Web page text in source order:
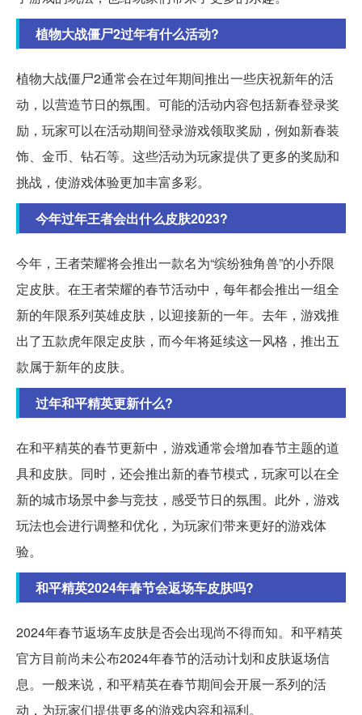
植物大战僵尸2过年有什么活动?
植物大战僵尸2通常会在过年期间推出一些庆祝新年的活
动，以营造节日的氛围。可能的活动内容包括新春登录奖
励，玩家可以在活动期间登录游戏领取奖励，例如新春装
饰、金币、钻石等。这些活动为玩家提供了更多的奖励和
挑战，使游戏体验更加丰富多彩。
今年过年王者会出什么皮肤2023?
今年，王者荣耀将会推出一款名为“缤纷独角兽”的小乔限
定皮肤。在王者荣耀的春节活动中，每年都会推出一组全
新的年限系列英雄皮肤，以迎接新的一年。去年，游戏推
出了五款虎年限定皮肤，而今年将延续这一风格，推出五
款属于新年的皮肤。
过年和平精英更新什么?
在和平精英的春节更新中，游戏通常会增加春节主题的道
具和皮肤。同时，还会推出新的春节模式，玩家可以在全
新的城市场景中参与竞技，感受节日的氛围。此外，游戏
玩法也会进行调整和优化，为玩家们带来更好的游戏体
验。
和平精英2024年春节会返场车皮肤吗?
2024年春节返场车皮肤是否会出现尚不得而知。和平精英
官方目前尚未公布2024年春节的活动计划和皮肤返场信
息。一般来说，和平精英在春节期间会开展一系列的活
动，为玩家们提供更多的游戏内容和福利。